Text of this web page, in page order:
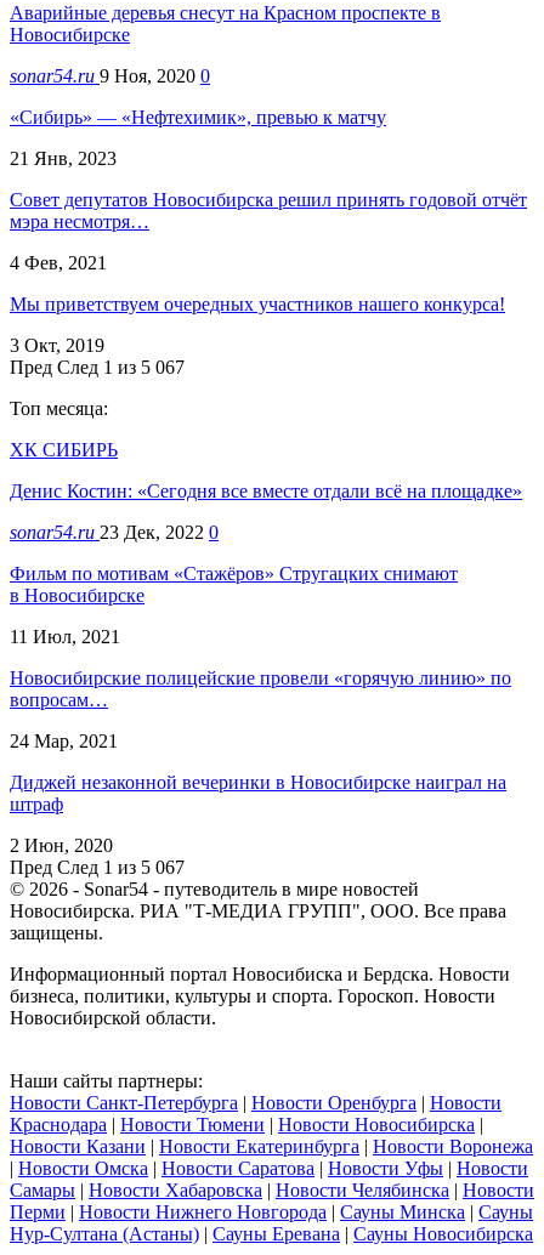
Аварийные деревья снесут на Красном проспекте в
Новосибирске
sonar54.ru 9 Ноя, 2020 0
«Сибирь» — «Нефтехимик», превью к матчу
21 Янв, 2023
Совет депутатов Новосибирска решил принять годовой отчёт
мэра несмотря…
4 Фев, 2021
Мы приветствуем очередных участников нашего конкурса!
3 Окт, 2019
Пред След 1 из 5 067
Топ месяца:
ХК СИБИРЬ
Денис Костин: «Сегодня все вместе отдали всё на площадке»
sonar54.ru 23 Дек, 2022 0
Фильм по мотивам «Стажёров» Стругацких снимают
в Новосибирске
11 Июл, 2021
Новосибирские полицейские провели «горячую линию» по
вопросам…
24 Мар, 2021
Диджей незаконной вечеринки в Новосибирске наиграл на
штраф
2 Июн, 2020
Пред След 1 из 5 067
© 2026 - Sonar54 - путеводитель в мире новостей
Новосибирска. РИА "Т-МЕДИА ГРУПП", ООО. Все права
защищены.
Информационный портал Новосибиска и Бердска. Новости
бизнеса, политики, культуры и спорта. Гороскоп. Новости
Новосибирской области.
Наши сайты партнеры:
Новости Санкт-Петербурга | Новости Оренбурга | Новости
Краснодара | Новости Тюмени | Новости Новосибирска |
Новости Казани | Новости Екатеринбурга | Новости Воронежа
| Новости Омска | Новости Саратова | Новости Уфы | Новости
Самары | Новости Хабаровска | Новости Челябинска | Новости
Перми | Новости Нижнего Новгорода | Сауны Минска | Сауны
Нур-Султана (Астаны) | Сауны Еревана | Сауны Новосибирска